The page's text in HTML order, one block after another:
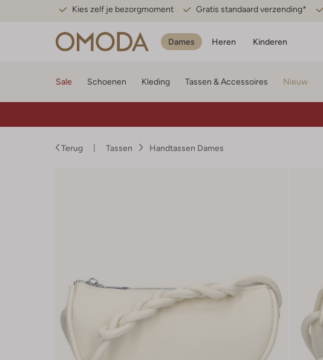
Kies zelf je bezorgmoment Gratis standaard verzending*
Dames Heren Kinderen
Sale Schoenen Kleding Tassen & Accessoires Nieuw
Terug Tassen Handtassen Dames